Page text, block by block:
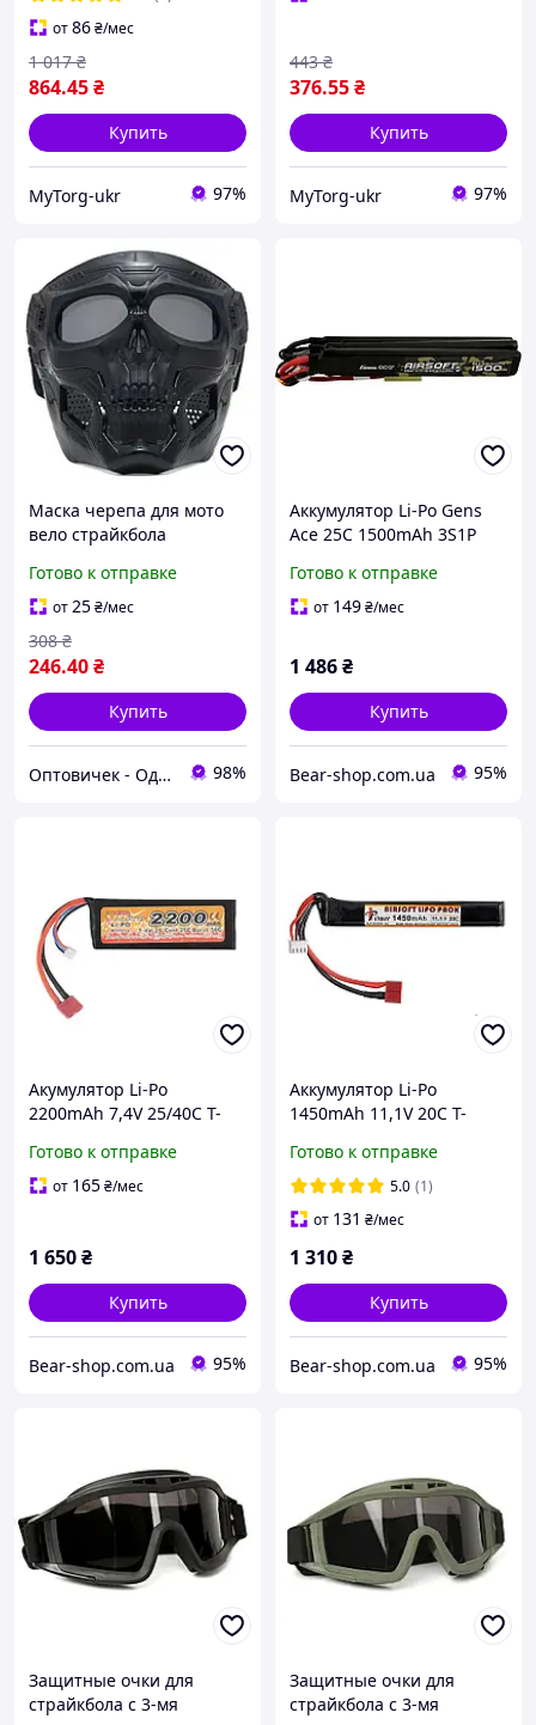
от86₴/мес
864.45₴
1 017 ₴
Купить
MyTorg-ukr 97%
376.55₴
443 ₴
Купить
MyTorg-ukr 97%
Маска черепа для мото
вело страйкбола
продажу!
Готово к отправке
от25₴/мес
246.40₴
308 ₴
Купить
Оптовичек - Одесса 98%
Аккумулятор Li-Po Gens
Ace 25C 1500mAh 3S1P
разъёмом Mini Tamiya
Готово к отправке
от 149₴/мес
1 486₴
Купить
Bear-shop.com.ua 95%
Акумулятор Li-Po
2200mAh 7,4V 25/40C T-
(для страйкболу)
Готово к отправке
от 165₴/мес
1 650₴
Купить
Bear-shop.com.ua 95%
Аккумулятор Li-Po
1450mAh 11,1V 20C T-
страйкбола)
Готово к отправке
5.0 (1)
от 131 ₴/мес
1 310₴
Купить
Bear-shop.com.ua 95%
Защитные очки для
страйкбола с 3-мя
Защитные очки для
страйкбола с 3-мя